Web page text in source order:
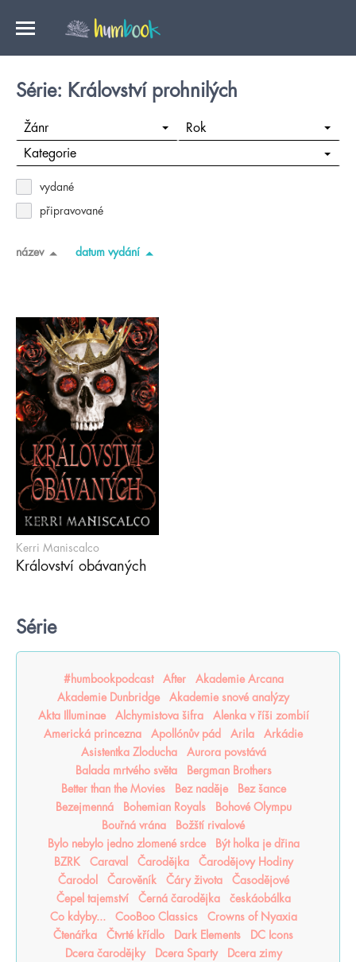
Série: Království prohnilých
Žánr Rok
Kategorie
vydané
připravované
název datum vydání
Kerri Maniscalco
Království obávaných
Série
#humbookpodcast After
Akademie Arcana
Akademie Dunbridge
Akademie snové analýzy
Akta Illuminae
Alchymistova šifra
Alenka v říši zombií
Americká princezna
Apollónův pád Arila
Arkádie
Asistentka Zloducha
Aurora povstává
Balada mrtvého světa
Bergman Brothers
Better than the Movies
Bez naděje
Bez šance
Bezejmenná
Bohemian Royals
Bohové Olympu
Bouřná vrána
Božští rivalové
Bylo nebylo jedno zlomené srdce
Být holka je dřina
BZRK
Caraval Čarodějka
Čarodějovy Hodiny
Čarodol
Čarověník Čáry života
Časodějové
Čepel tajemství
Černá čarodějka
českáobálka
Co kdyby...
CooBoo Classics
Crowns of Nyaxia
Čtenářka
Čtvrté křídlo Dark Elements
DC Icons
Dcera čarodějky
Dcera Sparty
Dcera zimy